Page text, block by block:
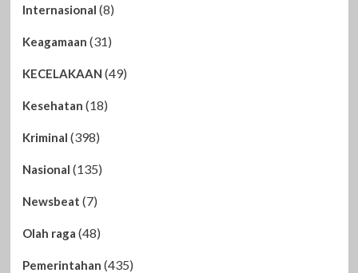
Internasional (8)
Keagamaan (31)
KECELAKAAN (49)
Kesehatan (18)
Kriminal (398)
Nasional (135)
Newsbeat (7)
Olah raga (48)
Pemerintahan (435)